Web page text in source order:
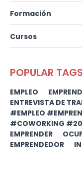
Formación
Cursos
POPULAR TAGS
EMPLEO
ENTREVISTA DE
#EMPLEO
#COWORKING
EMPRENDER
EMPRENDEDOR